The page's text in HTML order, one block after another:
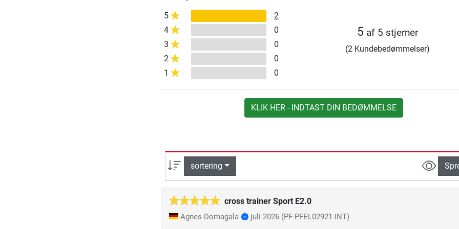
5
2
4
0
3
0
2
0
1
0
5 af 5 stjerner
(2 Kundebedømmelser)
KLIK HER - INDTAST DIN BEDØMMELSE
sortering
cross trainer Sport E2.0
Agnes Domagala juli 2026 (PF-PFEL02921-INT)